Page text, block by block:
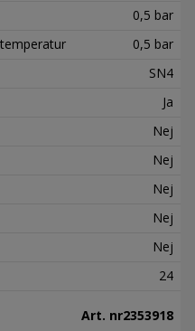
0,5 bar
0,5 bar
SN4
Ja
Nej
Nej
Nej
Nej
Nej
24
Art. nr2353918